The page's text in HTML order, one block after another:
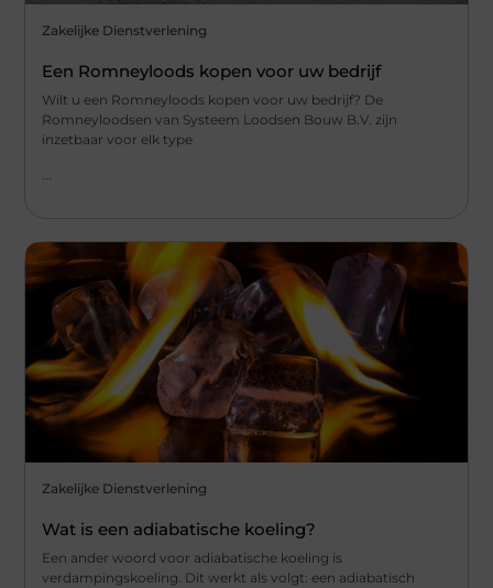
Zakelijke Dienstverlening
Een Romneyloods kopen voor uw bedrijf
Wilt u een Romneyloods kopen voor uw bedrijf? De
Romneyloodsen van Systeem Loodsen Bouw B.V. zijn
inzetbaar voor elk type
...
Zakelijke Dienstverlening
Wat is een adiabatische koeling?
Een ander woord voor adiabatische koeling is
verdampingskoeling. Dit werkt als volgt: een adiabatisch